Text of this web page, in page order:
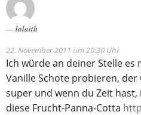
lalaith
22. November 2011 um 20:30 Uhr
Ich würde an deiner Stelle
Vanille Schote probieren, der
super und wenn du Zeit
diese Frucht-Panna-Cotta